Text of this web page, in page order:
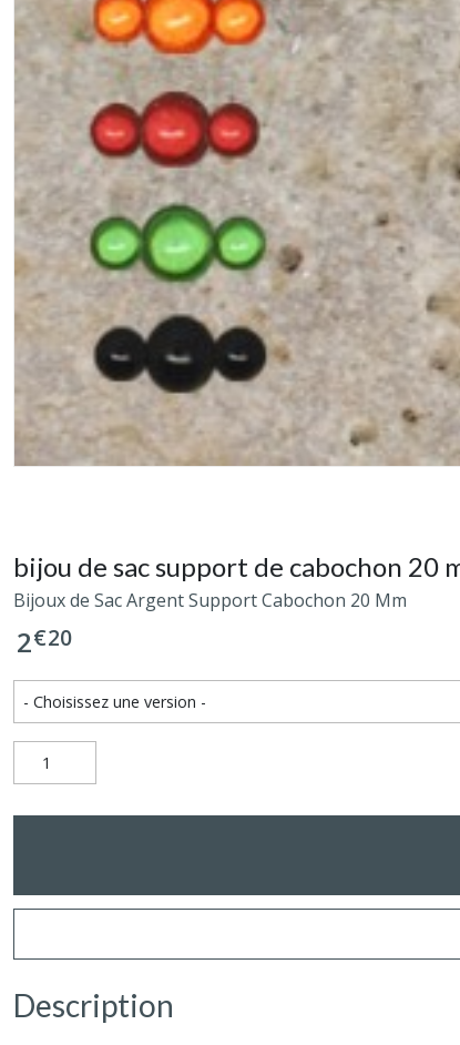
bijou de sac support de cabochon 20
Bijoux de Sac Argent Support Cabochon 20 Mm
2€20
Description